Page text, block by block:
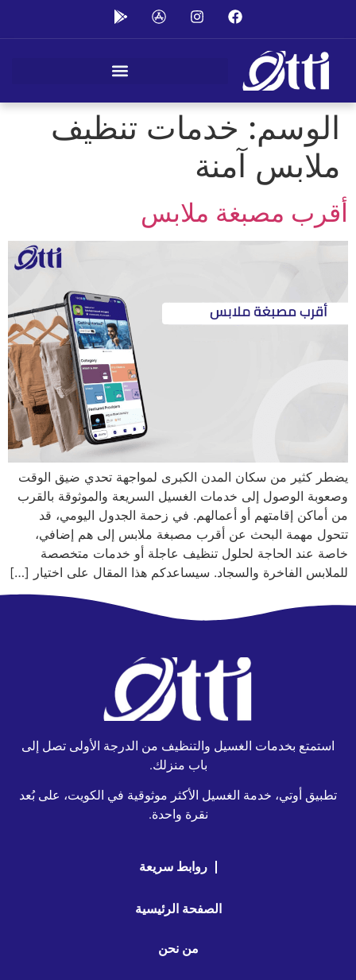
الوسم: خدمات تنظيف
ملابس آمنة
أقرب مصبغة ملابس
يضطر كثير من سكان المدن الكبرى لمواجهة تحدي ضيق الوقت
وصعوبة الوصول إلى خدمات الغسيل السريعة والموثوقة بالقرب
من أماكن إقامتهم أو أعمالهم. في زحمة الجدول اليومي، قد
تتحول مهمة البحث عن أقرب مصبغة ملابس إلى هم إضافي،
خاصة عند الحاجة لحلول تنظيف عاجلة أو خدمات متخصصة
للملابس الفاخرة والسجاد. سيساعدكم هذا المقال على اختيار […]
استمتع بخدمات الغسيل والتنظيف من الدرجة الأولى تصل إلى
باب منزلك.
تطبيق أوتي، خدمة الغسيل الأكثر موثوقية في الكويت، على بُعد
نقرة واحدة.
روابط سريعة
الصفحة الرئيسية
من نحن